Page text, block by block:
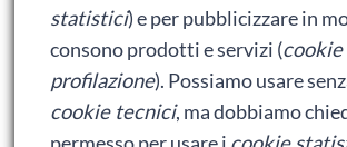
Accedi
Feed dei contenuti
Feed dei commenti
statistici) e per pubblicizzare in
consono prodotti e servizi (cookie
profilazione). Possiamo usare
cookie tecnici, ma dobbiamo